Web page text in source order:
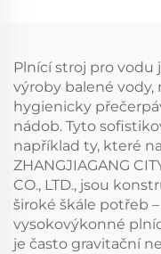
Plnící stroj pro
výroby balené vody,
hygienicky
nádob. Tyto
například ty, které
ZHANGJIAGANG
CO., LTD., jsou
široké škále potřeb
vysokovýkonné
je často gravitační